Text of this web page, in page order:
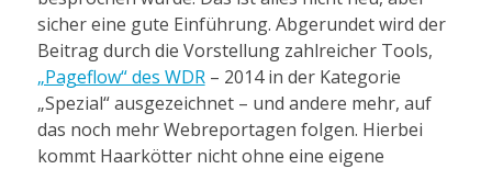
sicher eine gute Einführung. Abgerundet wird der
Beitrag durch die Vorstellung zahlreicher Tools,
„Pageflow“ des WDR– 2014 in der Kategorie
„Spezial“ ausgezeichnet – und andere mehr, auf
das noch mehr Webreportagen folgen. Hierbei
kommt Haarkötter nicht ohne eine eigene